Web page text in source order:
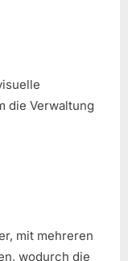
die Verwaltung
mit mehreren
wodurch die